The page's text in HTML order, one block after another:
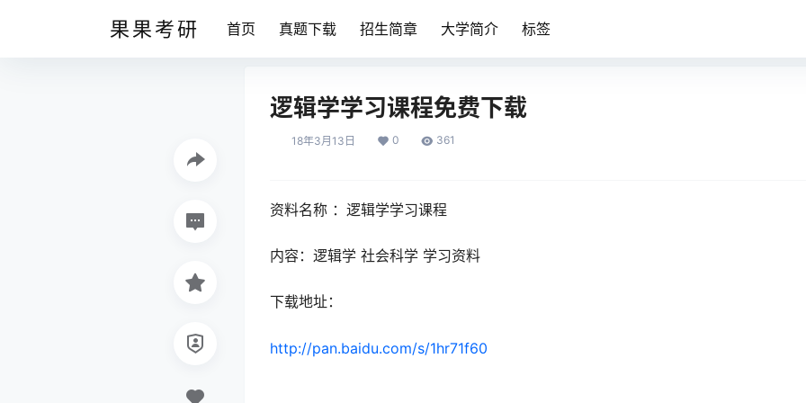
果果考研 首页 真题下载 招生简章 大学简介 标签
逻辑学学习课程免费下载
18年3月13日 0 361
资料名称 ：逻辑学学习课程
内容：逻辑学 社会科学 学习资料
下载地址：
http://pan.baidu.com/s/1hr71f60